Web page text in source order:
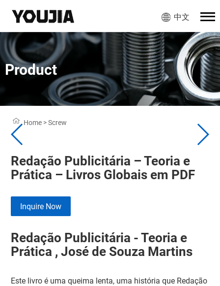
中文
Product
Home >Screw
Redação Publicitária – Teoria e
Prática – Livros Globais em PDF
Inquire Now
Redação Publicitária - Teoria e
Prática , José de Souza Martins
Este livro é uma queima lenta, uma história que Redação